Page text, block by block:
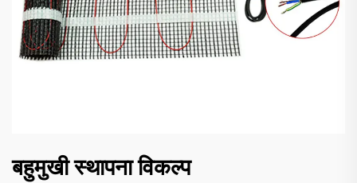
बहुमुखी स्थापना विकल्प